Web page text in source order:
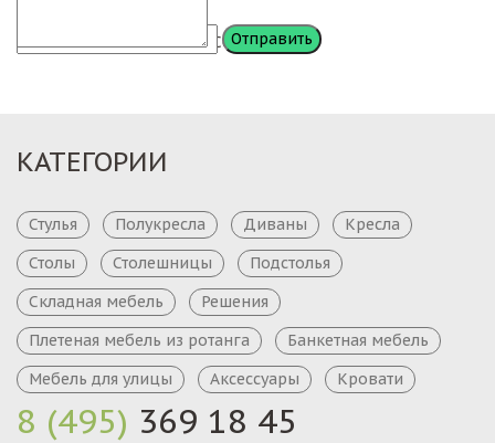
Сообщение
8 (495) 369 18 45
КАТЕГОРИИ
Стулья Полукресла Диваны
Кресла
Столы
Столешницы
Подстолья
Складная мебель
Решения
Плетеная мебель из ротанга
Банкетная мебель
Мебель для улицы
Аксессуары Кровати